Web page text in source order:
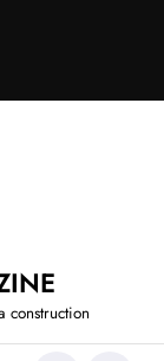
construction